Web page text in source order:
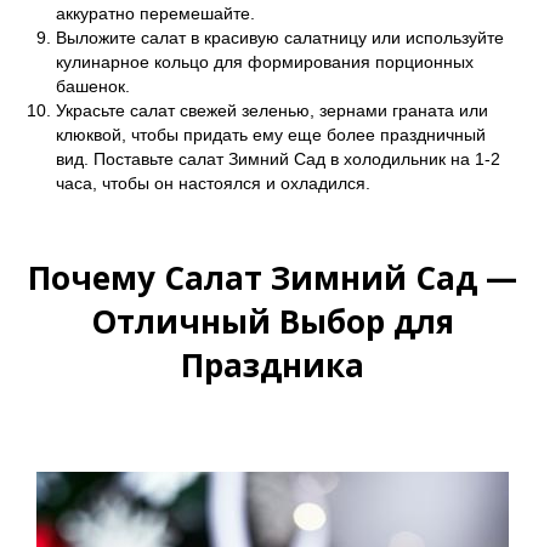
аккуратно перемешайте.
Выложите салат в красивую салатницу или используйте
кулинарное кольцо для формирования порционных
башенок.
Украсьте салат свежей зеленью, зернами граната или
клюквой, чтобы придать ему еще более праздничный
вид. Поставьте салат Зимний Сад в холодильник на 1-2
часа, чтобы он настоялся и охладился.
Почему Салат Зимний Сад —
Отличный Выбор для
Праздника